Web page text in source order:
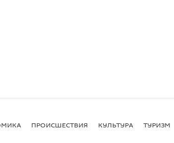
ПРОИСШЕСТВИЯ КУЛЬТУРА ТУРИЗМ